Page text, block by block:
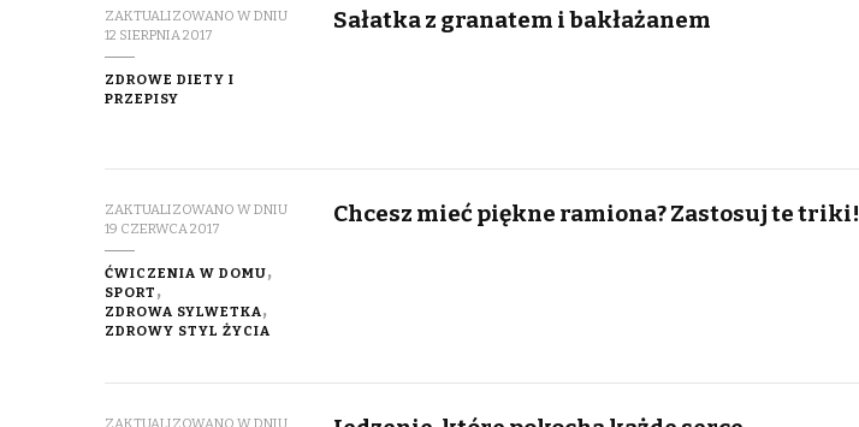
ZAKTUALIZOWANO W DNIU
12 SIERPNIA 2017
ZDROWE DIETY I
PRZEPISY
Sałatka z granatem i bakłażanem
ZAKTUALIZOWANO W DNIU
19 CZERWCA 2017
ĆWICZENIA W DOMU
SPORT
ZDROWA SYLWETKA
ZDROWY STYL ŻYCIA
Chcesz mieć piękne ramiona? Zastosuj te triki!
ZAKTUALIZOWANO W DNIU